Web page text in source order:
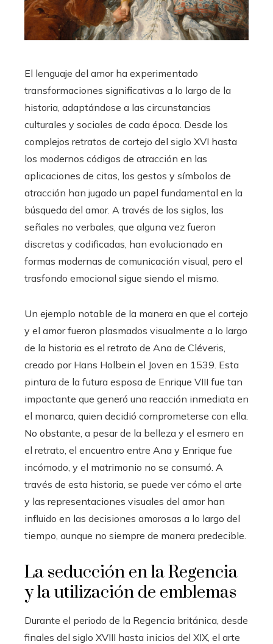
El lenguaje del amor ha experimentado
transformaciones significativas a lo largo de la
historia, adaptándose a las circunstancias
culturales y sociales de cada época. Desde los
complejos retratos de cortejo del siglo XVI hasta
los modernos códigos de atracción en las
aplicaciones de citas, los gestos y símbolos de
atracción han jugado un papel fundamental en la
búsqueda del amor. A través de los siglos, las
señales no verbales, que alguna vez fueron
discretas y codificadas, han evolucionado en
formas modernas de comunicación visual, pero el
trasfondo emocional sigue siendo el mismo.
Un ejemplo notable de la manera en que el cortejo
y el amor fueron plasmados visualmente a lo largo
de la historia es el retrato de Ana de Cléveris,
creado por Hans Holbein el Joven en 1539. Esta
pintura de la futura esposa de Enrique VIII fue tan
impactante que generó una reacción inmediata en
el monarca, quien decidió comprometerse con ella.
No obstante, a pesar de la belleza y el esmero en
el retrato, el encuentro entre Ana y Enrique fue
incómodo, y el matrimonio no se consumó. A
través de esta historia, se puede ver cómo el arte
y las representaciones visuales del amor han
influido en las decisiones amorosas a lo largo del
tiempo, aunque no siempre de manera predecible.
La seducción en la Regencia
y la utilización de emblemas
Durante el periodo de la Regencia británica, desde
finales del siglo XVIII hasta inicios del XIX, el arte